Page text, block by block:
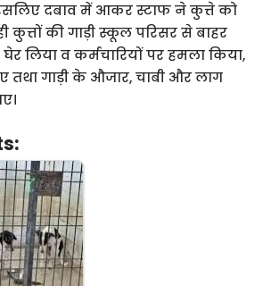
दबाव में आकर स्टाफ ने कुत्ते को
कुत्तों की गाड़ी स्कूल परिसर से बाहर
लिया व कर्मचारियों पर हमला किया,
तथा गाड़ी के औजार, चाबी और लाग